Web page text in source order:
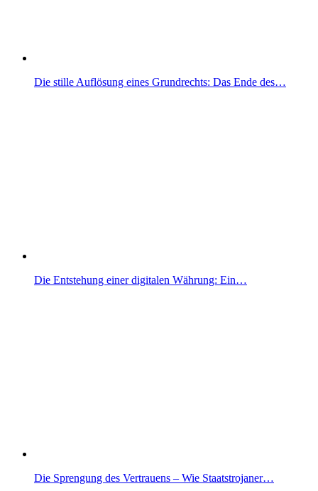
Die stille Auflösung eines Grundrechts: Das Ende des…
Die Entstehung einer digitalen Währung: Ein…
Die Sprengung des Vertrauens – Wie Staatstrojaner…